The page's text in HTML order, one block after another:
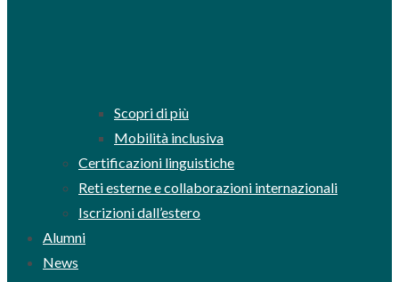
Scopri di più
Mobilità inclusiva
Certificazioni linguistiche
Reti esterne e collaborazioni internazionali
Iscrizioni dall’estero
Alumni
News